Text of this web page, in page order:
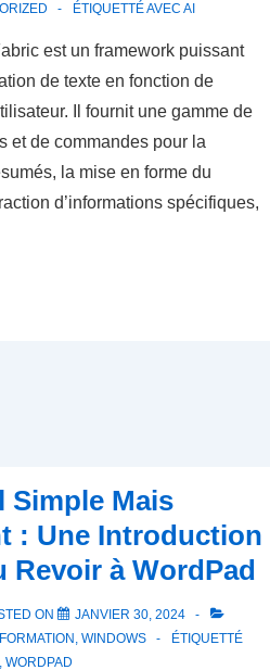
ÉTIQUETTÉ AVEC AI
est un framework puissant
de texte en fonction de
Il fournit une gamme de
et de commandes pour la
la mise en forme du
d’informations spécifiques,
Simple Mais
: Une Introduction
Revoir à WordPad
ON
JANVIER 30, 2024
, WINDOWS
ÉTIQUETTÉ
, WORDPAD